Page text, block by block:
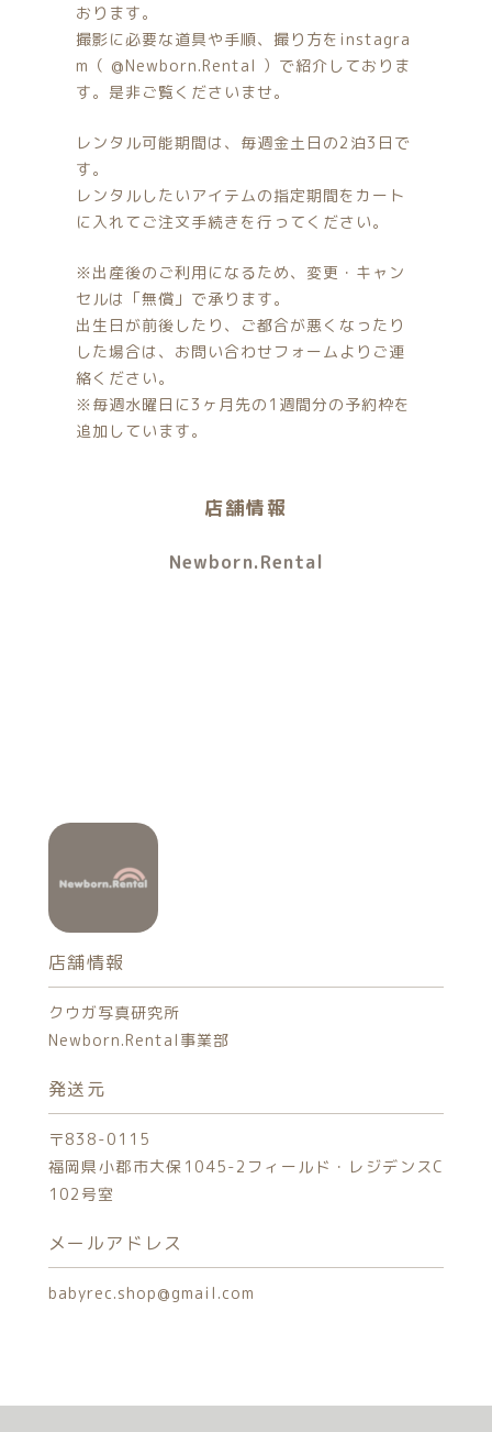
おります。
撮影に必要な道具や手順、撮り方をinstagra
m（ @Newborn.Rental ）で紹介しておりま
す。是非ご覧くださいませ。
レンタル可能期間は、毎週金土日の2泊3日で
す。
レンタルしたいアイテムの指定期間をカート
に入れてご注文手続きを行ってください。
※出産後のご利用になるため、変更・キャン
セルは「無償」で承ります。
出生日が前後したり、ご都合が悪くなったり
した場合は、お問い合わせフォームよりご連
絡ください。
※毎週水曜日に3ヶ月先の1週間分の予約枠を
追加しています。
店舗情報
Newborn.Rental
店舗情報
クウガ写真研究所
Newborn.Rental事業部
発送元
〒838-0115
福岡県小郡市大保1045-2フィールド・レジデンスC
102号室
メールアドレス
babyrec.shop@gmail.com